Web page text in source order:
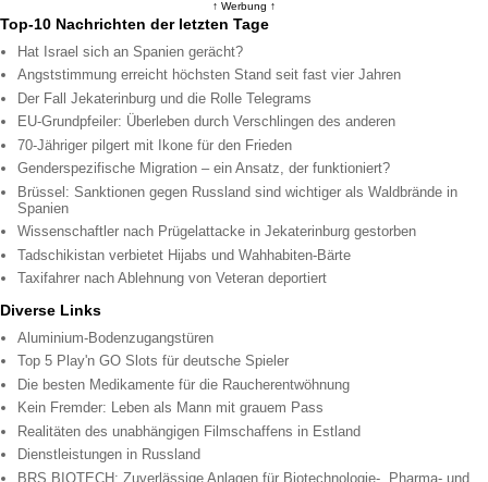
↑ Werbung ↑
Top-10 Nachrichten der letzten Tage
Hat Israel sich an Spanien gerächt?
Angststimmung erreicht höchsten Stand seit fast vier Jahren
Der Fall Jekaterinburg und die Rolle Telegrams
EU-Grundpfeiler: Überleben durch Verschlingen des anderen
70-Jähriger pilgert mit Ikone für den Frieden
Genderspezifische Migration – ein Ansatz, der funktioniert?
Brüssel: Sanktionen gegen Russland sind wichtiger als Waldbrände in
Spanien
Wissenschaftler nach Prügelattacke in Jekaterinburg gestorben
Tadschikistan verbietet Hijabs und Wahhabiten-Bärte
Taxifahrer nach Ablehnung von Veteran deportiert
Diverse Links
Aluminium-Bodenzugangstüren
Top 5 Play'n GO Slots für deutsche Spieler
Die besten Medikamente für die Raucherentwöhnung
Kein Fremder: Leben als Mann mit grauem Pass
Realitäten des unabhängigen Filmschaffens in Estland
Dienstleistungen in Russland
BRS BIOTECH: Zuverlässige Anlagen für Biotechnologie-, Pharma- und